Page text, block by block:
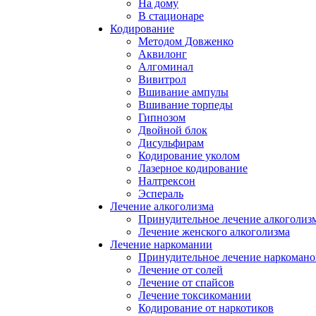
На дому
В стационаре
Кодирование
Методом Довженко
Аквилонг
Алгоминал
Вивитрол
Вшивание ампулы
Вшивание торпеды
Гипнозом
Двойной блок
Дисульфирам
Кодирование уколом
Лазерное кодирование
Налтрексон
Эспераль
Лечение алкоголизма
Принудительное лечение
Лечение женского алкоголизма
Лечение наркомании
Принудительное лечение
Лечение от солей
Лечение от спайсов
Лечение токсикомании
Кодирование от наркотиков